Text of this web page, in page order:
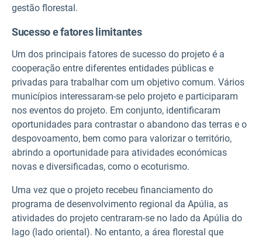
gestão florestal.
Sucesso e fatores limitantes
Um dos principais fatores de sucesso do projeto é a
cooperação entre diferentes entidades públicas e
privadas para trabalhar com um objetivo comum. Vários
municípios interessaram-se pelo projeto e participaram
nos eventos do projeto. Em conjunto, identificaram
oportunidades para contrastar o abandono das terras e o
despovoamento, bem como para valorizar o território,
abrindo a oportunidade para atividades económicas
novas e diversificadas, como o ecoturismo.
Uma vez que o projeto recebeu financiamento do
programa de desenvolvimento regional da Apúlia, as
atividades do projeto centraram-se no lado da Apúlia do
lago (lado oriental). No entanto, a área florestal que